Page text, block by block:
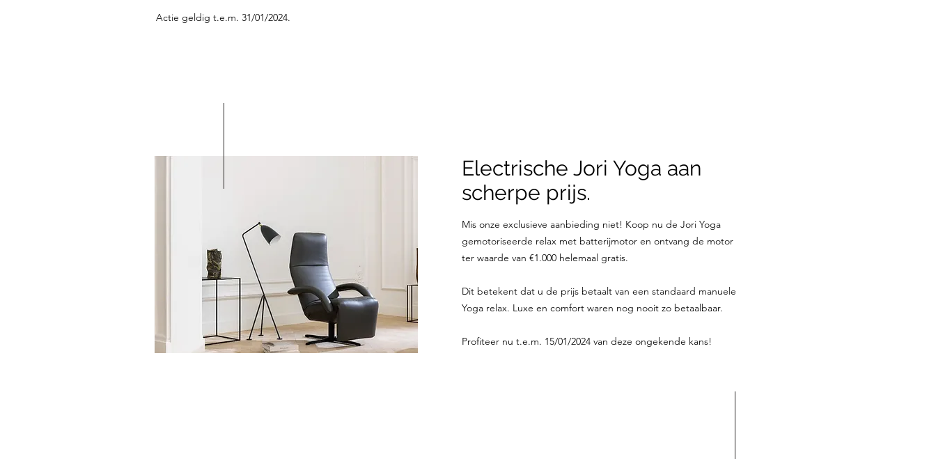
Actie geldig t.e.m. 31/01/2024.
Electrische Jori Yoga aan
scherpe prijs.
Mis onze exclusieve aanbieding niet! Koop nu de Jori Yoga
gemotoriseerde relax met batterijmotor en ontvang de motor
ter waarde van €1.000 helemaal gratis.
Dit betekent dat u de prijs betaalt van een standaard manuele
Yoga relax. Luxe en comfort waren nog nooit zo betaalbaar.
Profiteer nu t.e.m. 15/01/2024 van deze ongekende kans!